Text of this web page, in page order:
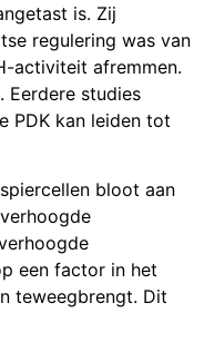
is. Zij
regulering was van
activiteit afremmen.
studies
PDK kan leiden tot
bloot aan
een factor in het
teweegbrengt. Dit